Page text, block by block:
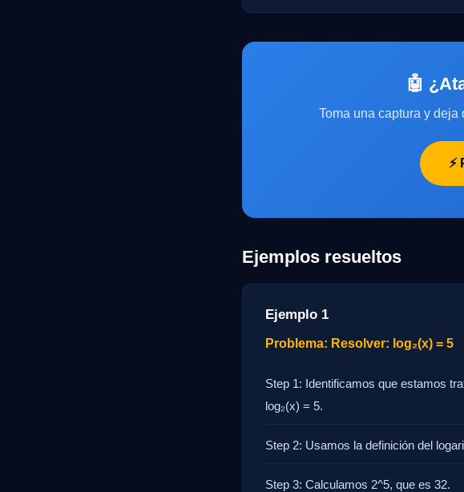
🤖
Toma una captura y
Ejemplos resueltos
Ejemplo 1
Problema: Resolver: log₂(x) = 5
Step 1: Identificamos que estamos
log₂(x) = 5.
Step 2: Usamos la definición del
Step 3: Calculamos 2^5, que es 32.